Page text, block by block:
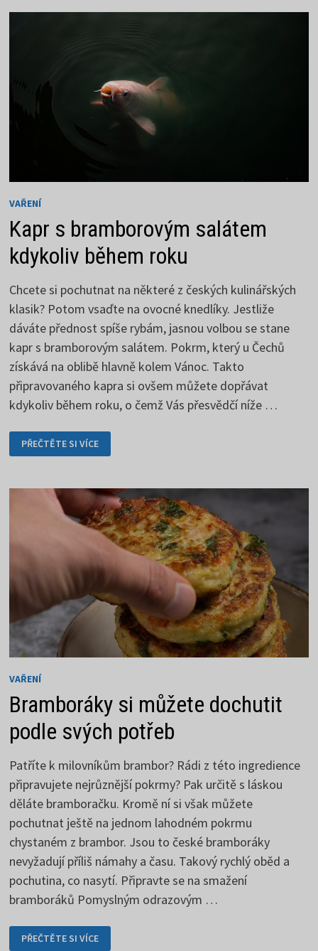
KE
VAŘENÍ
Kapr s bramborovým salátem
kdykoliv během roku
Chcete si pochutnat na některé z českých kulinářských
klasik? Potom vsaďte na ovocné knedlíky. Jestliže
dáváte přednost spíše rybám, jasnou volbou se stane
kapr s bramborovým salátem. Pokrm, který u Čechů
získává na oblibě hlavně kolem Vánoc. Takto
připravovaného kapra si ovšem můžete dopřávat
kdykoliv během roku, o čemž Vás přesvědčí níže …
KAPR
S
BRAMBOROVÝM
BĚHEM
PŘEČTĚTE SI VÍCE
VAŘENÍ
Bramboráky si můžete dochutit
podle svých potřeb
Patříte k milovníkům brambor? Rádi z této ingredience
připravujete nejrůznější pokrmy? Pak určitě s láskou
děláte bramboračku. Kromě ní si však můžete
pochutnat ještě na jednom lahodném pokrmu
chystaném z brambor. Jsou to české bramboráky
nevyžadují příliš námahy a času. Takový rychlý oběd a
pochutina, co nasytí. Připravte se na smažení
bramboráků Pomyslným odrazovým …
BRAMBORÁKY
SI
PŘEČTĚTE SI VÍCE